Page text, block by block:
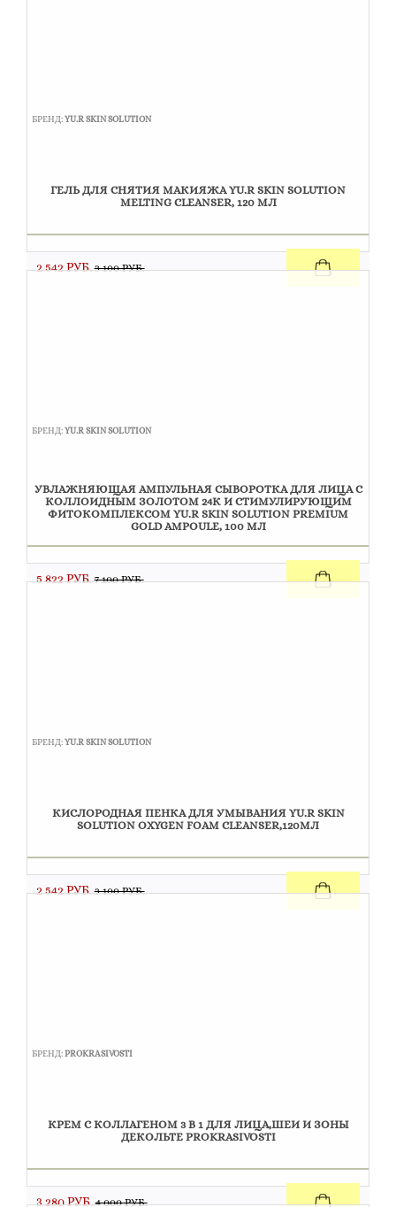
БРЕНД:YU.R SKIN SOLUTION
ГЕЛЬ ДЛЯ СНЯТИЯ МАКИЯЖА YU.R SKIN SOLUTION
MELTING CLEANSER, 120 МЛ
2 542 РУБ. 3 100 РУБ.
БРЕНД:YU.R SKIN SOLUTION
УВЛАЖНЯЮЩАЯ АМПУЛЬНАЯ СЫВОРОТКА ДЛЯ ЛИЦА С
КОЛЛОИДНЫМ ЗОЛОТОМ 24К И СТИМУЛИРУЮЩИМ
ФИТОКОМПЛЕКСОМ YU.R SKIN SOLUTION PREMIUM
GOLD AMPOULE, 100 МЛ
5 822 РУБ. 7 100 РУБ.
БРЕНД:YU.R SKIN SOLUTION
КИСЛОРОДНАЯ ПЕНКА ДЛЯ УМЫВАНИЯ YU.R SKIN
SOLUTION OXYGEN FOAM CLEANSER,120МЛ
2 542 РУБ. 3 100 РУБ.
БРЕНД:PROKRASIVOSTI
КРЕМ С КОЛЛАГЕНОМ 3 В 1 ДЛЯ ЛИЦА,ШЕИ И ЗОНЫ
ДЕКОЛЬТЕ PROKRASIVOSTI
3 280 РУБ. 4 000 РУБ.